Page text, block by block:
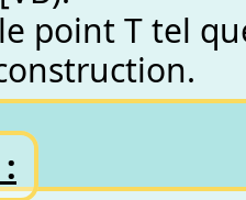
point T tel